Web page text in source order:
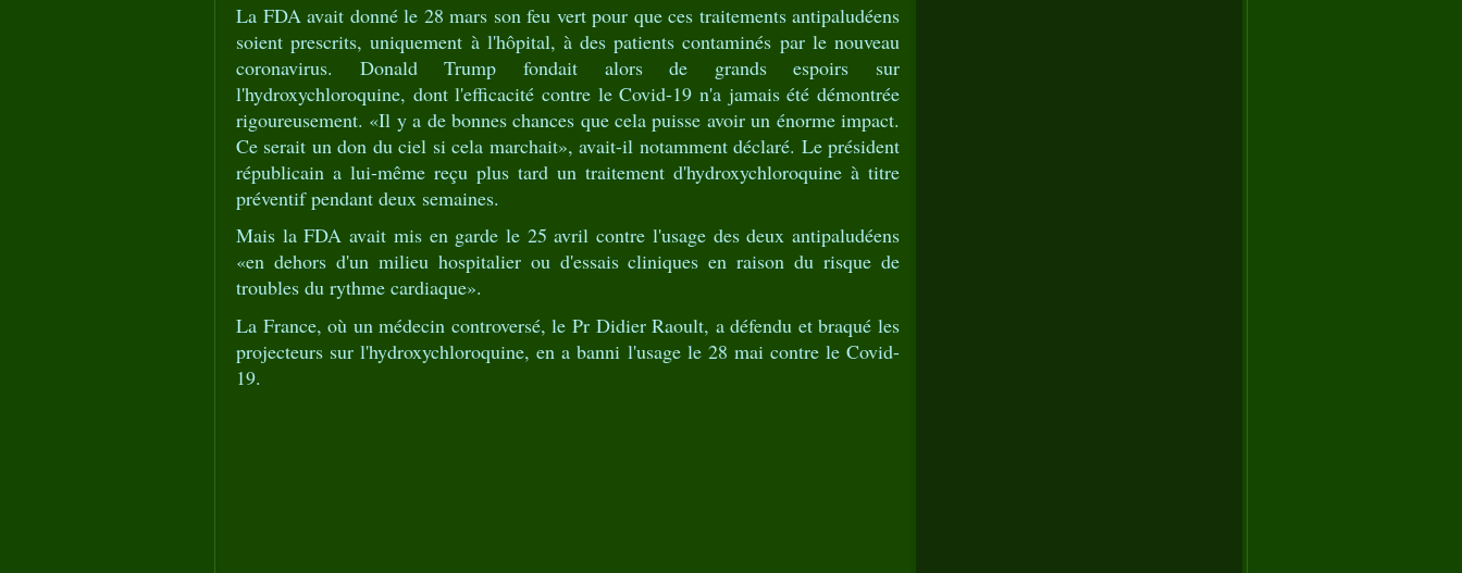
La FDA avait donné le 28 mars son feu vert pour que ces traitements antipaludéens
soient prescrits, uniquement à l'hôpital, à des patients contaminés par le nouveau
coronavirus. Donald Trump fondait alors de grands espoirs sur
l'hydroxychloroquine, dont l'efficacité contre le Covid-19 n'a jamais été démontrée
rigoureusement. «Il y a de bonnes chances que cela puisse avoir un énorme impact.
Ce serait un don du ciel si cela marchait», avait-il notamment déclaré. Le président
républicain a lui-même reçu plus tard un traitement d'hydroxychloroquine à titre
préventif pendant deux semaines.
Mais la FDA avait mis en garde le 25 avril contre l'usage des deux antipaludéens
«en dehors d'un milieu hospitalier ou d'essais cliniques en raison du risque de
troubles du rythme cardiaque».
La France, où un médecin controversé, le Pr Didier Raoult, a défendu et braqué les
projecteurs sur l'hydroxychloroquine, en a banni l'usage le 28 mai contre le Covid-
19.